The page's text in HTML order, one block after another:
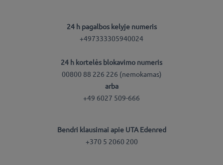
24 h pagalbos kelyje numeris
+497333305940024
24 h kortelės blokavimo numeris
00800 88 226 226 (nemokamas)
arba
+49 6027 509-666
Bendri klausimai apie UTA Edenred
+370 5 2060 200